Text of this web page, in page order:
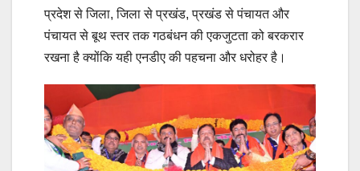
प्रदेश से जिला, जिला से प्रखंड, प्रखंड से पंचायत और
पंचायत से बूथ स्तर तक गठबंधन की एकजुटता को बरकरार
रखना है क्योंकि यही एनडीए की पहचना और धरोहर है।